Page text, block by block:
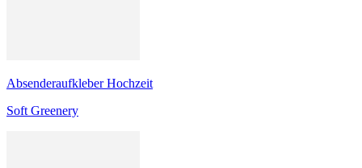
Absenderaufkleber Hochzeit
Soft Greenery